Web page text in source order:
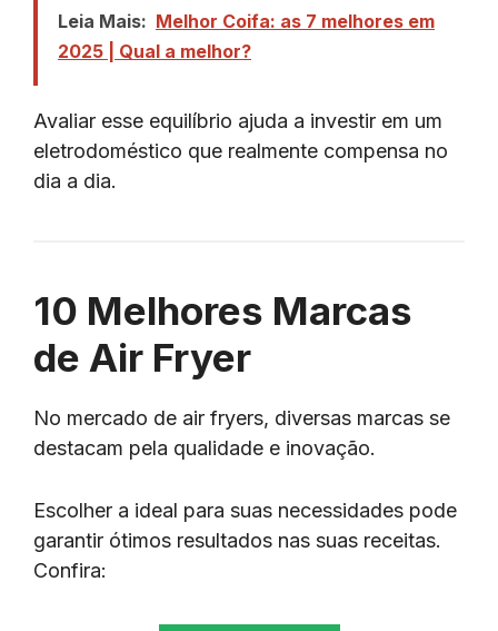
Leia Mais: Melhor Coifa: as 7 melhores em
2025 | Qual a melhor?
Avaliar esse equilíbrio ajuda a investir em um
eletrodoméstico que realmente compensa no
dia a dia.
10 Melhores Marcas
de Air Fryer
No mercado de air fryers, diversas marcas se
destacam pela qualidade e inovação.
Escolher a ideal para suas necessidades pode
garantir ótimos resultados nas suas receitas.
Confira: